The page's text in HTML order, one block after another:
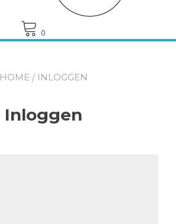
0
HOME/ INLOGGEN
Inloggen